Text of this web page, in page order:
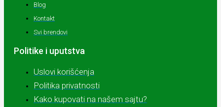
Blog
Kontakt
Svi brendovi
Politike i uputstva
Uslovi korišćenja
Politika privatnosti
Kako kupovati na našem sajtu?